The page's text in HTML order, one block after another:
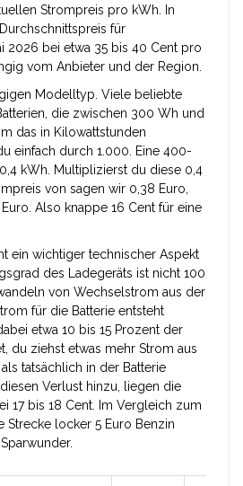
Strompreis pro kWh. In
für
2026 bei etwa 35 bis 40 Cent pro
vom Anbieter und der Region.
Modelltyp. Viele beliebte
die zwischen 300 Wh und
das in Kilowattstunden
einfach durch 1.000. Eine 400-
kWh. Multiplizierst du diese 0,4
von sagen wir 0,38 Euro,
Also knappe 16 Cent für eine
ein wichtiger technischer Aspekt
des Ladegeräts ist nicht 100
von Wechselstrom aus der
für die Batterie entsteht
etwa 10 bis 15 Prozent der
du ziehst etwas mehr Strom aus
tatsächlich in der Batterie
Verlust hinzu, liegen die
17 bis 18 Cent. Im Vergleich zum
Strecke locker 5 Euro Benzin